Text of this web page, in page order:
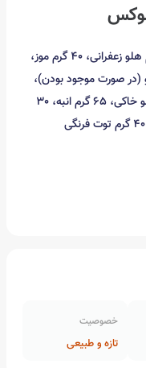
شامل 50 گرم گلابی، 35 گرم سیب، 30 گرم هلو زعفرانی، 40 گرم موز،
انجیر، 40 گرم زرد آلو (در صورت موجود بودن)،
60 گرم کیوی، 90 گرم میکس آلو شابلون و آلو خاکی، 65 گرم انبه، 30
خصوصیت
تازه و طبیعی